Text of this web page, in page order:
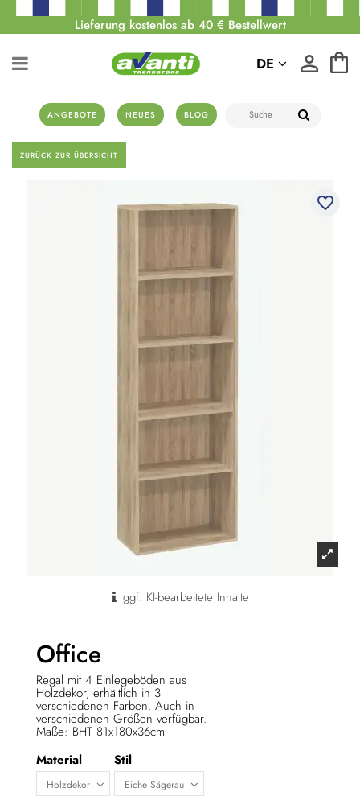
Lieferung kostenlos ab 40 € Bestellwert
ANGEBOTE NEUES BLOG
DE
ZURÜCK ZUR ÜBERSICHT
favorite_border
ggf. KI-bearbeitete Inhalte
Office
Regal mit 4 Einlegeböden aus
Holzdekor, erhältlich in 3
verschiedenen Farben. Auch in
verschiedenen Größen verfügbar.
Maße: BHT 81x180x36cm
Material
Stil